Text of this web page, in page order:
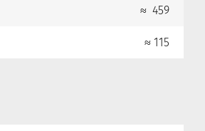
≈ 459
≈ 115